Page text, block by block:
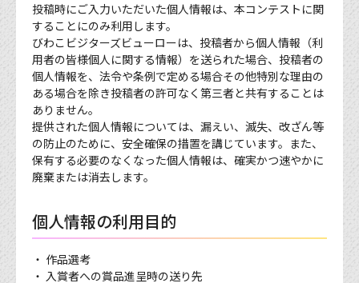
投稿時にご入力いただいた個人情報は、本コンテストに関
することにのみ利用します。
びわこビジターズビューローは、投稿者から個人情報（利
用者の皆様個人に関する情報）を送られた場合、投稿者の
個人情報を、法令や条例で定める場合その他特別な理由の
ある場合を除き投稿者の許可なく第三者と共有することは
ありません。
提供された個人情報については、漏えい、滅失、改ざん等
の防止のために、安全確保の措置を講じています。また、
保有する必要のなくなった個人情報は、確実かつ速やかに
廃棄または消去します。
個人情報の利用目的
作品選考
入賞者への賞品進呈時の送り先